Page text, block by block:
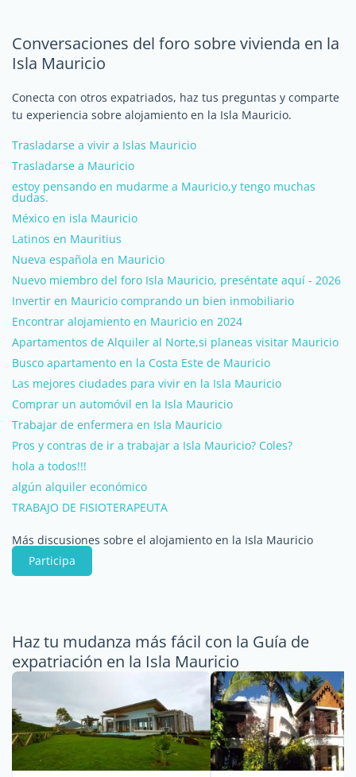
Conversaciones del foro sobre vivienda en la
Isla Mauricio
Conecta con otros expatriados, haz tus preguntas y comparte
tu experiencia sobre alojamiento en la Isla Mauricio.
Trasladarse a vivir a Islas Mauricio
Trasladarse a Mauricio
estoy pensando en mudarme a Mauricio,y tengo muchas
dudas.
México en isla Mauricio
Latinos en Mauritius
Nueva española en Mauricio
Nuevo miembro del foro Isla Mauricio, preséntate aquí - 2026
Invertir en Mauricio comprando un bien inmobiliario
Encontrar alojamiento en Mauricio en 2024
Apartamentos de Alquiler al Norte,si planeas visitar Mauricio
Busco apartamento en la Costa Este de Mauricio
Las mejores ciudades para vivir en la Isla Mauricio
Comprar un automóvil en la Isla Mauricio
Trabajar de enfermera en Isla Mauricio
Pros y contras de ir a trabajar a Isla Mauricio? Coles?
hola a todos!!!
algún alquiler económico
TRABAJO DE FISIOTERAPEUTA
Más discusiones sobre el alojamiento en la Isla Mauricio
Participa
Haz tu mudanza más fácil con la Guía de
expatriación en la Isla Mauricio